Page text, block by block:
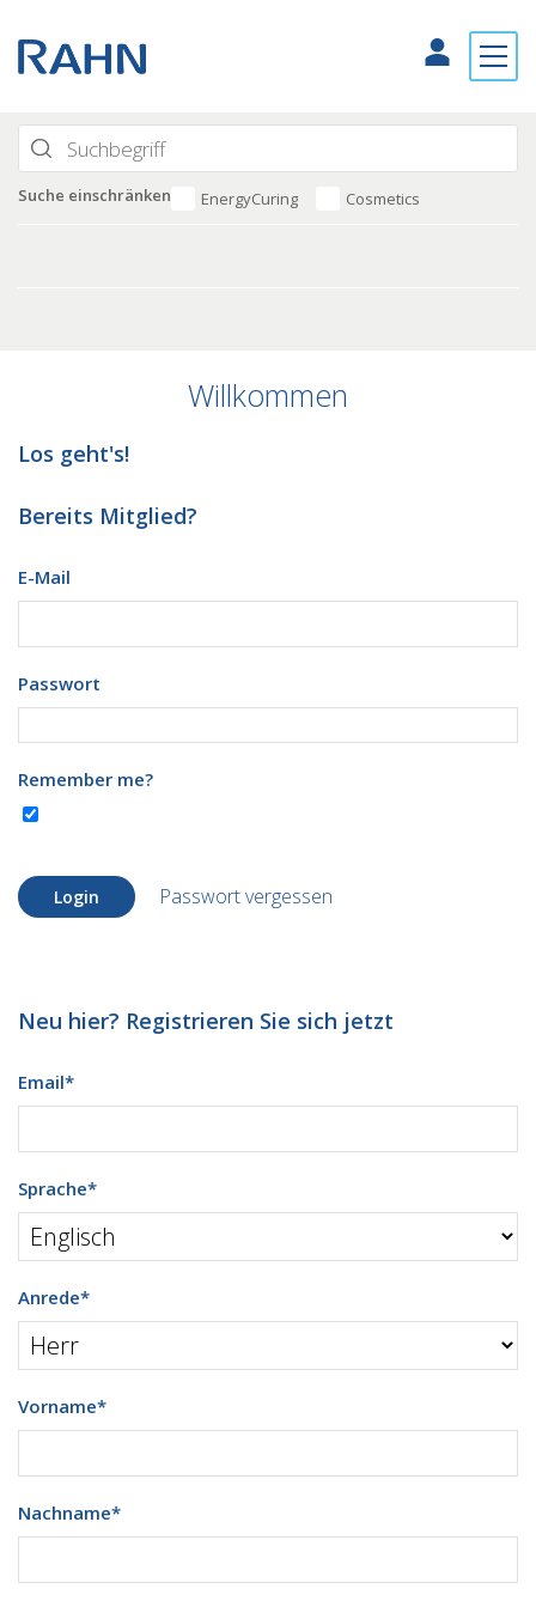
Suche einschränken EnergyCuring Cosmetics
Willkommen
Los geht's!
Bereits Mitglied?
E-Mail
Passwort
Remember me?
Login Passwort vergessen
Neu hier? Registrieren Sie sich jetzt
Email*
Sprache*
Anrede*
Vorname*
Nachname*